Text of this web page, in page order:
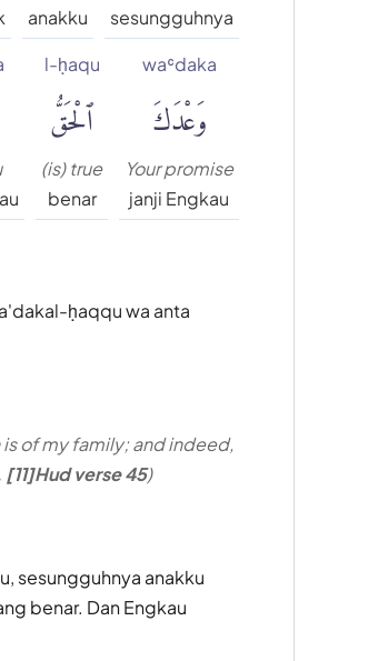
sesungguhnya
anakku
waʿdaka
وَعْدَكَ
Your promise
janji Engkau
l-ḥaqu
ٱلْحَقُّ
(is) true
benar
ḥaqqu wa anta
is of my family; and indeed,
[11]Hud verse 45)
sesungguhnya anakku
benar. Dan Engkau